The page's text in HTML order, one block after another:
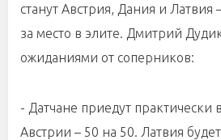
станут Австрия, Дания и
за место в элите. Дмитрий
ожиданиями от соперников:
- Датчане приедут практически
Австрии – 50 на 50. Латвия